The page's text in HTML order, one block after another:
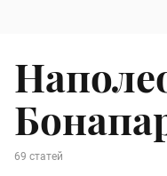
69 статей